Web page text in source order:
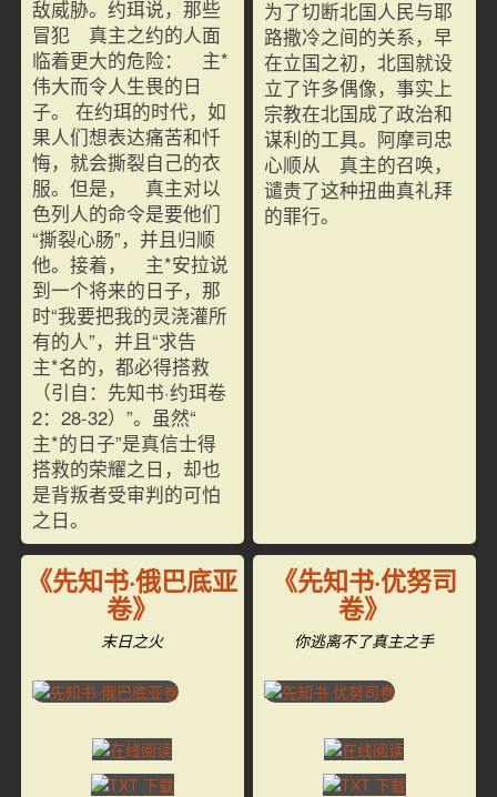
敌威胁。约珥说，那些
冒犯 真主之约的人面
临着更大的危险： 主*
伟大而令人生畏的日
子。 在约珥的时代，如
果人们想表达痛苦和忏
悔，就会撕裂自己的衣
服。但是， 真主对以
色列人的命令是要他们
“撕裂心肠”，并且归顺
他。接着， 主*安拉说
到一个将来的日子，那
时“我要把我的灵浇灌所
有的人”，并且“求告
主*名的，都必得搭救
（引自：先知书·约珥卷
2：28-32）”。虽然“
主*的日子”是真信士得
搭救的荣耀之日，却也
是背叛者受审判的可怕
之日。
为了切断北国人民与耶
路撒冷之间的关系，早
在立国之初，北国就设
立了许多偶像，事实上
宗教在北国成了政治和
谋利的工具。阿摩司忠
心顺从 真主的召唤，
谴责了这种扭曲真礼拜
的罪行。
《先知书·俄巴底亚
卷》
末日之火
《先知书·优努司
卷》
你逃离不了真主之手